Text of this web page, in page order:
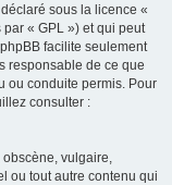
sous la licence «
« GPL ») et qui peut
facilite seulement
responsable de ce que
ou conduite permis. Pour
consulter :
vulgaire,
ou tout autre contenu qui